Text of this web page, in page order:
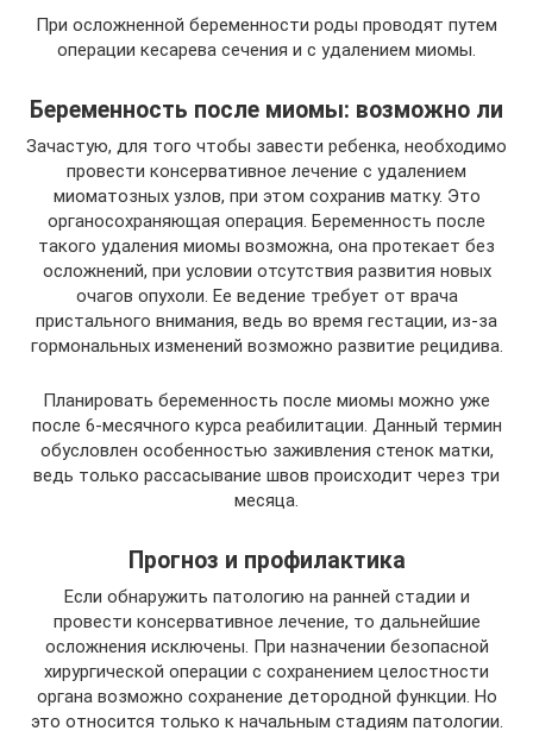
При осложненной беременности роды проводят путем
операции кесарева сечения и с удалением миомы.
Беременность после миомы: возможно ли
Зачастую, для того чтобы завести ребенка, необходимо
провести консервативное лечение с удалением
миоматозных узлов, при этом сохранив матку. Это
органосохраняющая операция. Беременность после
такого удаления миомы возможна, она протекает без
осложнений, при условии отсутствия развития новых
очагов опухоли. Ее ведение требует от врача
пристального внимания, ведь во время гестации, из-за
гормональных изменений возможно развитие рецидива.
Планировать беременность после миомы можно уже
после 6-месячного курса реабилитации. Данный термин
обусловлен особенностью заживления стенок матки,
ведь только рассасывание швов происходит через три
месяца.
Прогноз и профилактика
Если обнаружить патологию на ранней стадии и
провести консервативное лечение, то дальнейшие
осложнения исключены. При назначении безопасной
хирургической операции с сохранением целостности
органа возможно сохранение детородной функции. Но
это относится только к начальным стадиям патологии.